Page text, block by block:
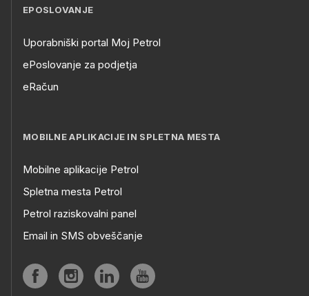
EPOSLOVANJE
Uporabniški portal Moj Petrol
ePoslovanje za podjetja
eRačun
MOBILNE APLIKACIJE IN SPLETNA MESTA
Mobilne aplikacije Petrol
Spletna mesta Petrol
Petrol raziskovalni panel
Email in SMS obveščanje